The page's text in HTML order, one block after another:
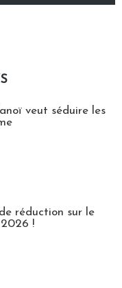
veut séduire les
réduction sur le
!